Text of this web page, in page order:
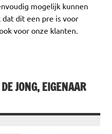
mogelijk kunnen
dit een pre is voor
voor onze klanten.
JONG, EIGENAAR